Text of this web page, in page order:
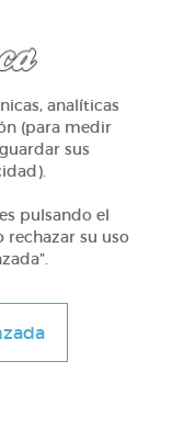
de esopo
analíticas
(para medir
sus
pulsando el
rechazar su uso